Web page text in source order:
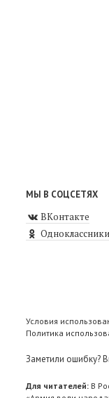
МЫ В СОЦСЕТЯХ
ВКонтакте
Одноклассники
Условия
Политика
Заметили ошибку?
Для читателей: В